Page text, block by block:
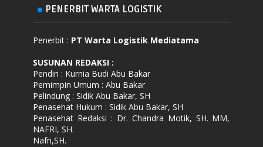
PENERBIT WARTA LOGISTIK
Penerbit : PT Warta Logistik Mediatama
SUSUNAN REDAKSI :
Pendiri : Kurnia Budi Abu Bakar
Pemimpin Umum : Abu Bakar
Pelindung : Sidik Abu Bakar, SH
Penasehat Hukum : Sidik Abu Bakar, SH
Penasehat Redaksi : Dr. Chandra Motik, SH. MM,
NAFRI, SH.
Nafri,SH.